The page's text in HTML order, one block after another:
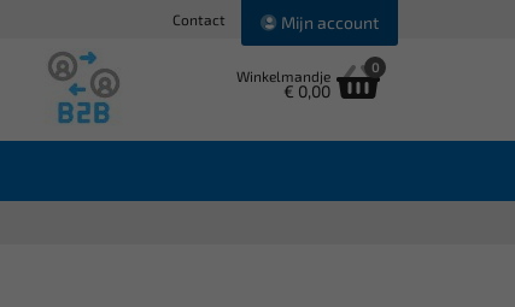
Contact Mijn account
Winkelmandje
€ 0,00
0